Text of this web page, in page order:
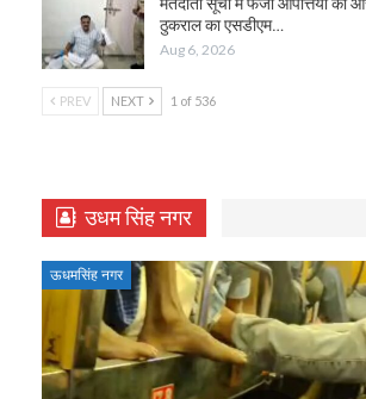
ठुकराल का एसडीएम…
Aug 6, 2026
PREV NEXT 1 of 536
उधम सिंह नगर
ऊधमसिंह नगर